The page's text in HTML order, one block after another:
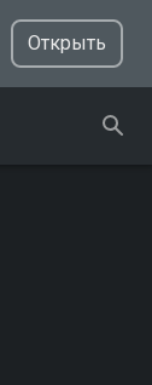
Открыть